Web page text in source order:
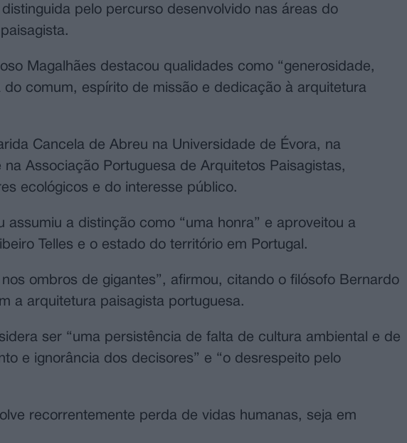
pelo percurso desenvolvido nas áreas do
Magalhães destacou qualidades como “generosidade,
comum, espírito de missão e dedicação à arquitetura
Cancela de Abreu na Universidade de Évora, na
Associação Portuguesa de Arquitetos Paisagistas,
ecológicos e do interesse público.
a distinção como “uma honra” e aproveitou a
Telles e o estado do território em Portugal.
ombros de gigantes”, afirmou, citando o filósofo Bernardo
a arquitetura paisagista portuguesa.
ser “uma persistência de falta de cultura ambiental e de
e ignorância dos decisores” e “o desrespeito pelo
recorrentemente perda de vidas humanas, seja em